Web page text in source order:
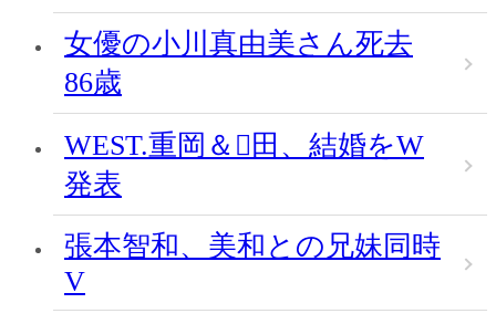
女優の小川真由美さん死去
86歳
WEST.重岡＆田、結婚をW
発表
張本智和、美和との兄妹同時
V